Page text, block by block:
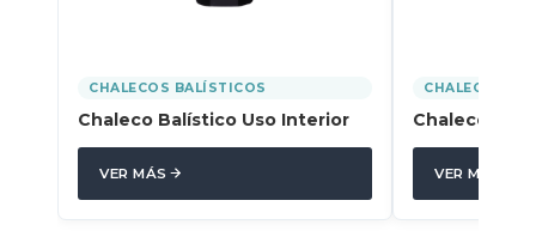
CHALECOS BALÍSTICOS
Chaleco Balístico Uso Interior
VER MÁS
CHALECOS
Chaleco
VER MÁS